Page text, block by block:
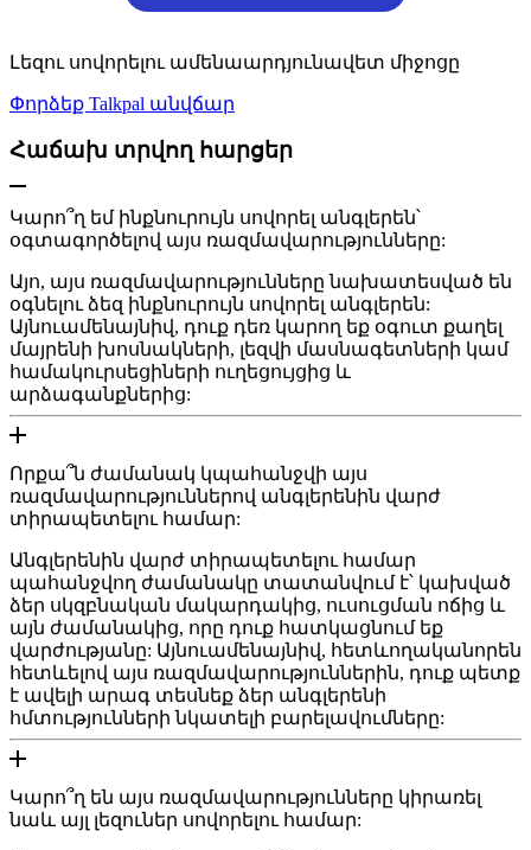
Լեզու սովորելու ամենաարդյունավետ միջոցը
Փորձեք Talkpal անվճար
Հաճախ տրվող հարցեր
Կարո՞ղ եմ ինքնուրույն սովորել անգլերեն՝
օգտագործելով այս ռազմավարությունները:
Այո, այս ռազմավարությունները նախատեսված են
օգնելու ձեզ ինքնուրույն սովորել անգլերեն:
Այնուամենայնիվ, դուք դեռ կարող եք օգուտ քաղել
մայրենի խոսնակների, լեզվի մասնագետների կամ
համակուրսեցիների ուղեցույցից և
արձագանքներից:
Որքա՞ն ժամանակ կպահանջվի այս
ռազմավարություններով անգլերենին վարժ
տիրապետելու համար:
Անգլերենին վարժ տիրապետելու համար
պահանջվող ժամանակը տատանվում է՝ կախված
ձեր սկզբնական մակարդակից, ուսուցման ոճից և
այն ժամանակից, որը դուք հատկացնում եք
վարժությանը: Այնուամենայնիվ, հետևողականորեն
հետևելով այս ռազմավարություններին, դուք պետք
է ավելի արագ տեսնեք ձեր անգլերենի
հմտությունների նկատելի բարելավումները:
Կարո՞ղ են այս ռազմավարությունները կիրառել
նաև այլ լեզուներ սովորելու համար: